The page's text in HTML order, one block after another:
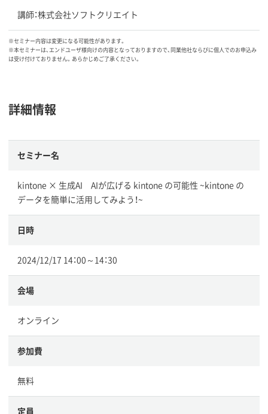
講師：株式会社ソフトクリエイト
※セミナー内容は変更になる可能性があります。
※本セミナーは、エンドユーザ様向けの内容となっておりますので、同業他社ならびに個人でのお申込み
は受け付けておりません。あらかじめご了承ください。
詳細情報
セミナー名
kintone × 生成AI AIが広げる kintone の可能性 ~kintone の
データを簡単に活用してみよう！~
日時
2024/12/17 14：00～14：30
会場
オンライン
参加費
無料
定員